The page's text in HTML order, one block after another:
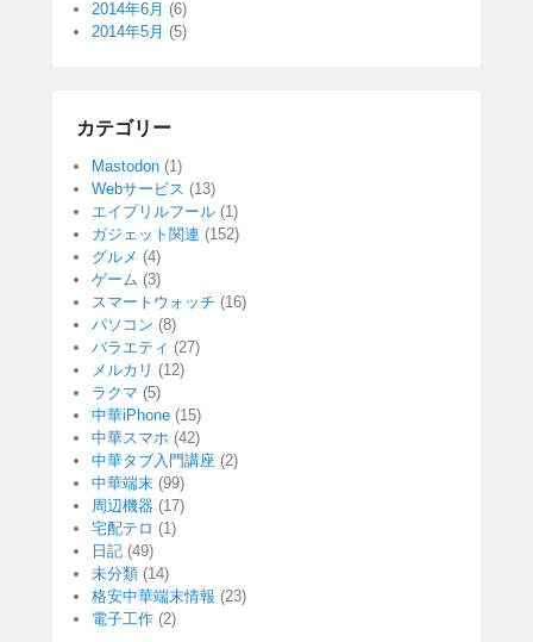
2014年6月 (6)
2014年5月 (5)
カテゴリー
Mastodon (1)
Webサービス (13)
エイプリルフール (1)
ガジェット関連 (152)
グルメ (4)
ゲーム (3)
スマートウォッチ (16)
パソコン (8)
バラエティ (27)
メルカリ (12)
ラクマ (5)
中華iPhone (15)
中華スマホ (42)
中華タブ入門講座 (2)
中華端末 (99)
周辺機器 (17)
宅配テロ (1)
日記 (49)
未分類 (14)
格安中華端末情報 (23)
電子工作 (2)